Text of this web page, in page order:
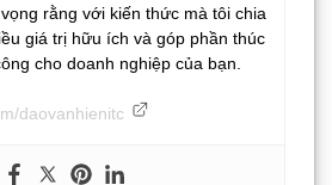
rằng với kiến thức mà tôi chia
giá trị hữu ích và góp phần thúc
cho doanh nghiệp của bạn.
daovanhienitc